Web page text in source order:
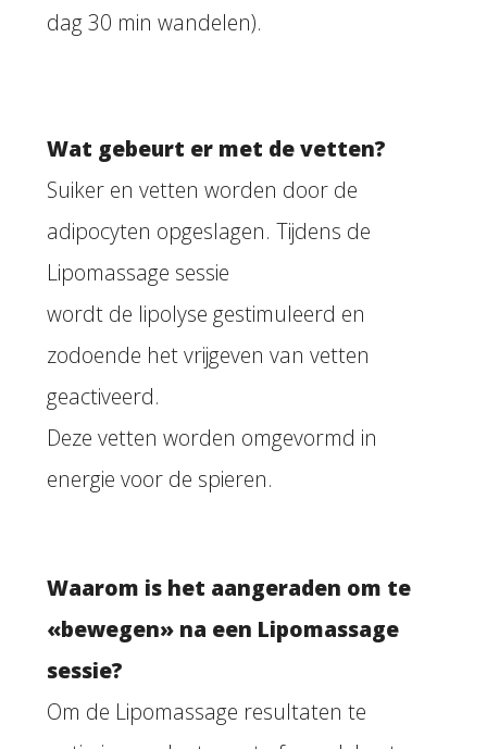
dag 30 min wandelen).
Wat gebeurt er met de vetten?
Suiker en vetten worden door de
adipocyten opgeslagen. Tijdens de
Lipomassage sessie
wordt de lipolyse gestimuleerd en
zodoende het vrijgeven van vetten
geactiveerd.
Deze vetten worden omgevormd in
energie voor de spieren.
Waarom is het aangeraden om te
«bewegen» na een Lipomassage
sessie?
Om de Lipomassage resultaten te